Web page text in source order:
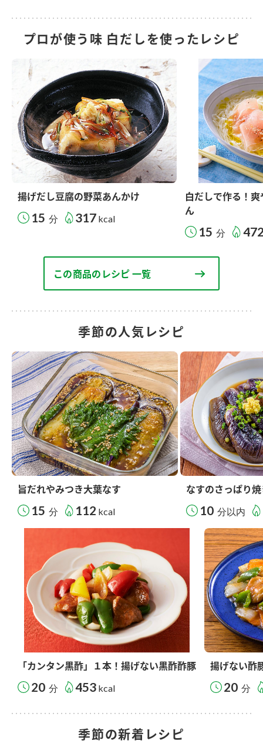
プロが使う味 白だしを使ったレシピ
揚げだし豆腐の野菜あんかけ
15 分 317 kcal
白だしで作る！
ん
15 分
この商品のレシピ 一覧
季節の人気レシピ
旨だれやみつき大葉なす
15 分 112 kcal
なすのさっぱり
10 分以内
「カンタン黒酢」１本！揚げない黒酢酢豚
20 分 453 kcal
揚げない酢
20 分
季節の新着レシピ